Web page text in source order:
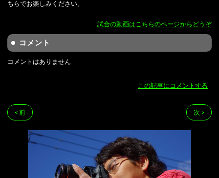
ちらでお楽しみください。
試合の動画はこちらのページからどうぞ
コメント
コメントはありません
この記事にコメントする
< 前 次 >